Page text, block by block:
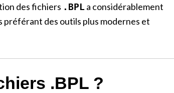
des fichiers .BPLa considérablement
préférant des outils plus modernes et
.BPL ?